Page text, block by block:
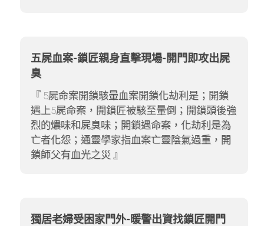
五屍血案-鎖匠親身直擊現場-開門即攻出屍
臭
5屍命案開鎖駭暈血案開鎖化劫利是；開鎖
遇上5屍命案，開鎖匠被駭至暈倒；開鎖頭後強
烈的燶味和屍臭味；開鎖遇命案，化劫利是為
亡者化怨；通靈學家指血案亡靈陰氣過重，開
鎖師父有血光之災
獨居老婦受困家門外-暖警出資找鎖匠開門